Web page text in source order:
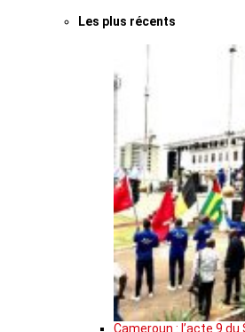
Les plus récents
Cameroun : l’acte 9 du